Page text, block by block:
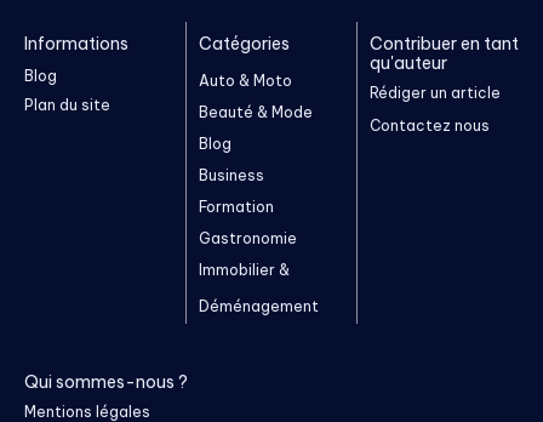
Informations
Blog
Plan du site
Catégories
Auto & Moto
Beauté & Mode
Blog
Business
Formation
Gastronomie
Immobilier &
Déménagement
Contribuer en tant
qu'auteur
Rédiger un article
Contactez nous
Qui sommes-nous ?
Mentions légales